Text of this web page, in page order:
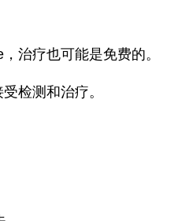
治疗也可能是免费的。
检测和治疗。